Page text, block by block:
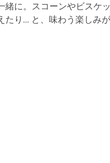
緒に。スコーンやビスケ
たり… と、味わう楽しみ